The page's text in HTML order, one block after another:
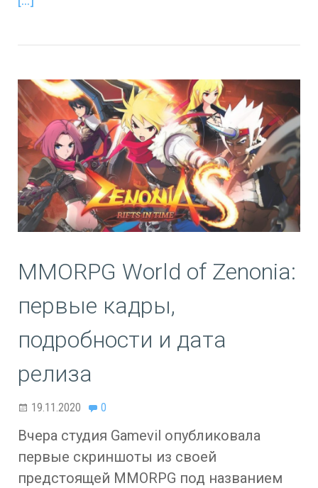
MMORPG World of Zenonia:
первые кадры,
подробности и дата
релиза
19.11.2020 0
Вчера студия Gamevil опубликовала
первые скриншоты из своей
предстоящей MMORPG под названием